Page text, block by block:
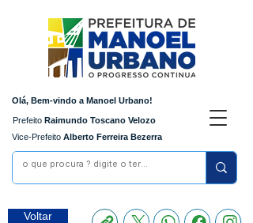
Olá, Bem-vindo a Manoel Urbano!
Prefeito Raimundo Toscano Velozo
Vice-Prefeito Alberto Ferreira Bezerra
Voltar